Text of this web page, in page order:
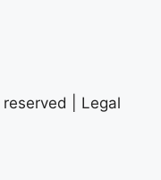
| Legal